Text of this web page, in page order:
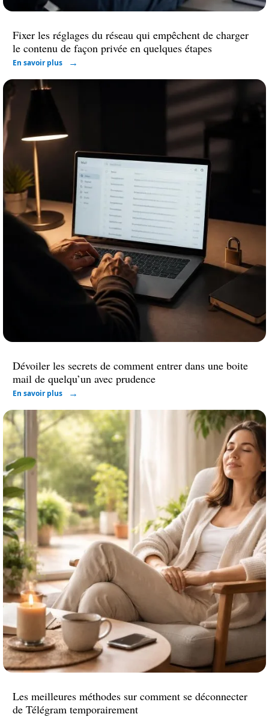
Fixer les réglages du réseau qui empêchent de charger
le contenu de façon privée en quelques étapes
En savoir plus
Dévoiler les secrets de comment entrer dans une boite
mail de quelqu’un avec prudence
En savoir plus
Les meilleures méthodes sur comment se déconnecter
de Télégram temporairement